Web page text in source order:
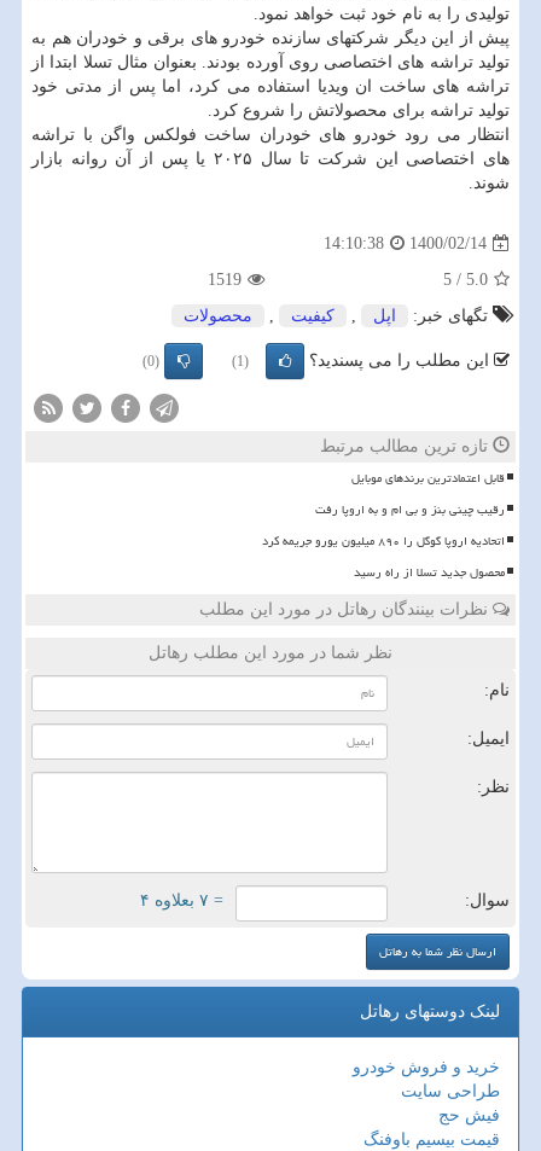
تولیدی را به نام خود ثبت خواهد نمود.
پیش از این دیگر شرکتهای سازنده خودرو های برقی و خودران هم به
تولید تراشه های اختصاصی روی آورده بودند. بعنوان مثال تسلا ابتدا از
تراشه های ساخت ان ویدیا استفاده می کرد، اما پس از مدتی خود
تولید تراشه برای محصولاتش را شروع کرد.
انتظار می رود خودرو های خودران ساخت فولکس واگن با تراشه
های اختصاصی این شرکت تا سال ۲۰۲۵ یا پس از آن روانه بازار
شوند.
1400/02/14
14:10:38
5.0
/
5
1519
تگهای خبر:
اپل , كیفیت , محصولات
این مطلب را می پسندید؟ (1)
(0)
تازه ترین مطالب مرتبط
قابل اعتمادترین برندهای موبایل
رقیب چینی بنز و بی ام و به اروپا رفت
اتحادیه اروپا گوگل را ۸۹۰ میلیون یورو جریمه کرد
محصول جدید تسلا از راه رسید
نظرات بینندگان رهاتل در مورد این مطلب
نظر شما در مورد این مطلب رهاتل
نام:
ایمیل:
نظر:
سوال: = ۷ بعلاوه ۴
لینک دوستهای رهاتل
خرید و فروش خودرو
طراحی سایت
فیش حج
قیمت بیسیم باوفنگ